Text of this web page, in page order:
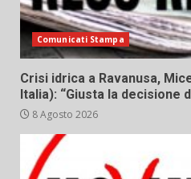
Comunicati Stampa
Crisi idrica a Ravanusa,
Italia): “Giusta la decisione
8 Agosto 2026